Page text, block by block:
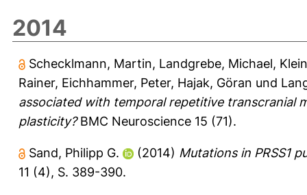
2014
Schecklmann, Martin, Landgrebe, Michael,
Rainer, Eichhammer, Peter, Hajak, Göran und
associated with temporal repetitive transcranial
plasticity?BMC Neuroscience 15 (71).
Sand, Philipp G. (2014) Mutations in PRSS1
11 (4), S. 389-390.